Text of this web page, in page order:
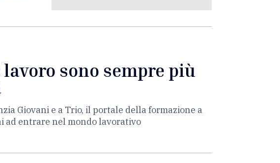
sono sempre più
Giovani e a Trio, il portale della formazione a
ad entrare nel mondo lavorativo